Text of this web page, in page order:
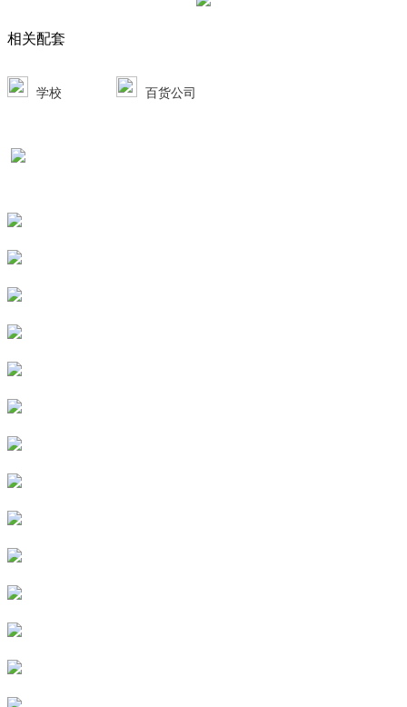
相关配套
学校 百货公司